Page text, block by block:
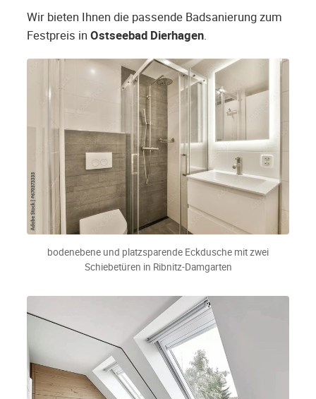
Wir bieten Ihnen die passende Badsanierung zum
Festpreis in Ostseebad Dierhagen.
bodenebene und platzsparende Eckdusche mit zwei
Schiebetüren in Ribnitz-Damgarten